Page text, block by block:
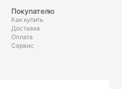
Покупателю
Как купить
Доставка
Оплата
Сервис